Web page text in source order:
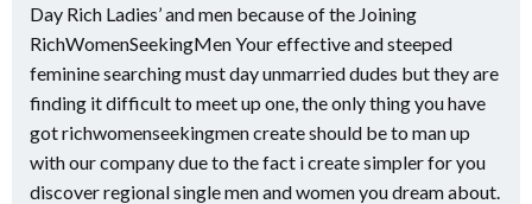
Day Rich Ladies’ and men because of the Joining
RichWomenSeekingMen Your effective and steeped
feminine searching must day unmarried dudes but they are
finding it difficult to meet up one, the only thing you have
got richwomenseekingmen create should be to man up
with our company due to the fact i create simpler for you
discover regional single men and women you dream about.